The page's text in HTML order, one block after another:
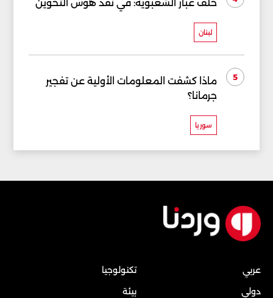
خلف غبار الشعبوية: في نقد هوس التخوين
لبنان
5
ماذا كشفت المعلومات الأولية عن تفجير
جرمانا؟
سوريا
عربي
دولي
تكنولوجيا
بيئة